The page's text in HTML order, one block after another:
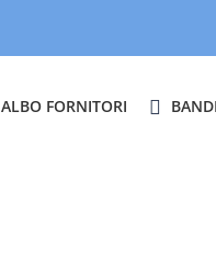
ALBO FORNITORI